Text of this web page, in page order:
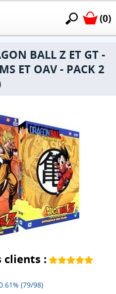
(0)
BALL Z ET GT -
ET OAV - PACK 2
clients :
(79/98)